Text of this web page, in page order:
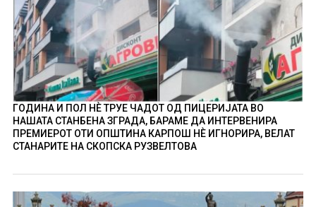
ГОДИНА И ПОЛ НÈ ТРУЕ ЧАДОТ ОД ПИЦЕРИЈАТА ВО
НАШАТА СТАНБЕНА ЗГРАДА, БАРАМЕ ДА ИНТЕРВЕНИРА
ПРЕМИЕРОТ ОТИ ОПШТИНА КАРПОШ НÈ ИГНОРИРА, ВЕЛАТ
СТАНАРИТЕ НА СКОПСКА РУЗВЕЛТОВА